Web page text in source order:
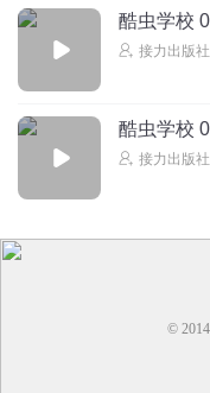
1
2023-05-14
酷虫学校
接力出版社
酷虫学校
接力出版社
©